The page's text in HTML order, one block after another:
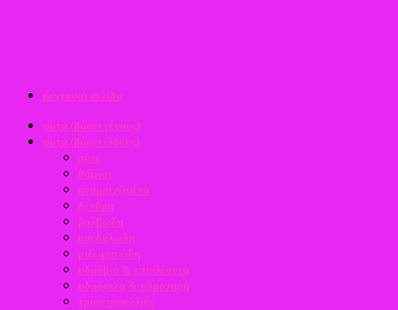
κεντρική σελίδα
φυτά (βάσει γένους)
φυτά (βάσει είδους)
πόες
θάμνοι
αναρριχώμενα
δένδρα
βολβώδη
κονδυλώδη
ριζωματώδη
υδρόβια & επιπλέοντα
υδρόφιλα & υδροχαρή
τριανταφυλλιές